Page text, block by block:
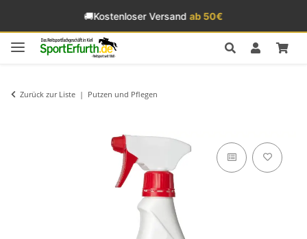
🚚Kostenloser Versandab 50€
Zurück zur Liste Putzen und Pflegen